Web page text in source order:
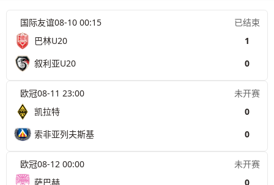
国际友谊08-10 00:15
已结束
巴林U20
1
叙利亚U20
0
欧冠08-11 23:00
未开赛
凯拉特
0
索非亚列夫斯基
0
欧冠08-12 00:00
未开赛
萨巴赫
0